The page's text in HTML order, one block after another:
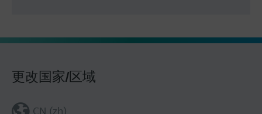
更改国家/区域
CN (zh)